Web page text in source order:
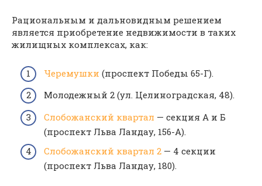
Рациональным и дальновидным решением
является приобретение недвижимости в таких
жилищных комплексах, как:
Черемушки (проспект Победы 65-Г).
Молодежный 2 (ул. Целиноградская, 48).
Слобожанский квартал — секция А и Б
(проспект Льва Ландау, 156-А).
Слобожанский квартал 2 — 4 секции
(проспект Льва Ландау, 180).